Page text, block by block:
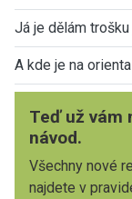
Já je dělám trošku
A kde je na
Teď už vám
návod.
Všechny nové
najdete v